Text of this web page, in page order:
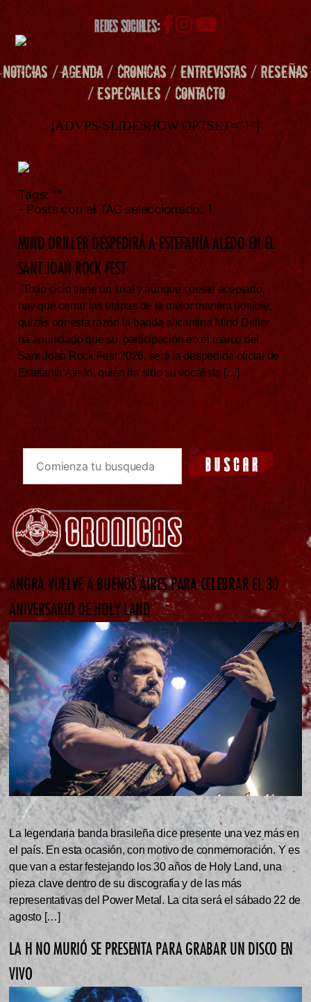
REDES SOCIALES:
NOTICIAS /AGENDA/ CRONICAS/ENTREVISTAS/RESEÑAS
/ESPECIALES/ CONTACTO
[ADVPS-SLIDESHOW OPTSET="1"]
Tags: ""
- Posts con el TAG seleccionado: 1
MIND DRILLER DESPEDIRÁ A ESTEFANÍA ALEDO EN EL
SANT JOAN ROCK FEST
Todo ciclo tiene un final y aunque cueste aceptarlo,
hay que cerrar las etapas de la mejor manera posible,
quizás por esta razón la banda alicantina Mind Driller
ha anunciado que su participación en el marco del
Sant Joan Rock Fest 2026, será la despedida oficial de
Estefanía Aledo, quién ha sido su vocalista […]
ANGRA VUELVE A BUENOS AIRES PARA CELEBRAR EL 30
ANIVERSARIO DE HOLY LAND
La legendaria banda brasileña dice presente una vez más en
el país. En esta ocasión, con motivo de conmemoración. Y es
que van a estar festejando los 30 años de Holy Land, una
pieza clave dentro de su discografía y de las más
representativas del Power Metal. La cita será el sábado 22 de
agosto […]
LA H NO MURIÓ SE PRESENTA PARA GRABAR UN DISCO EN
VIVO